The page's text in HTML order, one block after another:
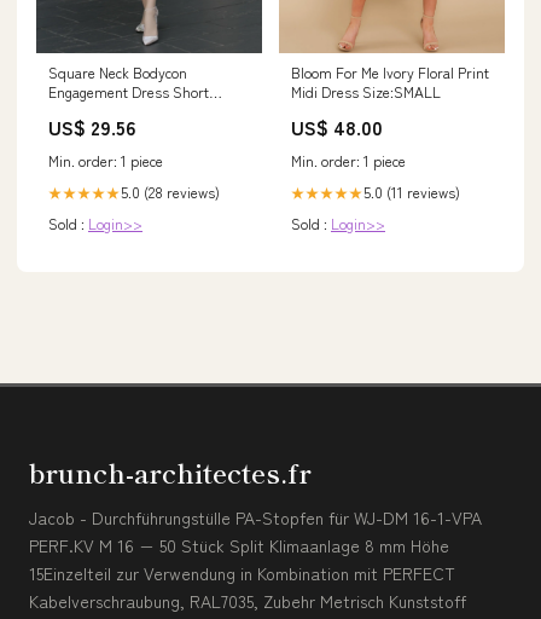
Square Neck Bodycon
Engagement Dress Short
US18 / White
US$ 29.56
Min. order: 1 piece
★★★★★5.0 (28 reviews)
Sold : Login>>
Bloom For Me Ivory Floral Print
Midi Dress Size:SMALL
US$ 48.00
Min. order: 1 piece
★★★★★5.0 (11 reviews)
Sold : Login>>
brunch-architectes.fr
Jacob - Durchführungstülle PA-Stopfen für WJ-DM 16-1-VPA
PERF.KV M 16 − 50 Stück Split Klimaanlage 8 mm Höhe
15Einzelteil zur Verwendung in Kombination mit PERFECT
Kabelverschraubung, RAL7035, Zubehr Metrisch Kunststoff